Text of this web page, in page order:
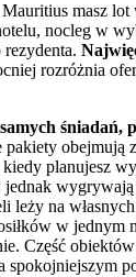
masz lot
nocleg w
rozróżnia
śniadań,
pakiety obejmują
planujesz
jednak
leży na
w jednym
Część
spokojniejszym